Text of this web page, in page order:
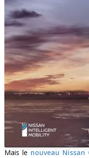
Mais le nouveau Nissan